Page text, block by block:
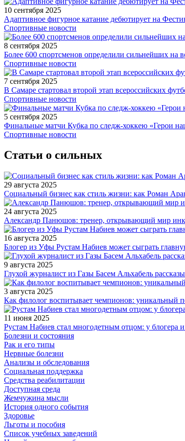
10 сентября 2025
Адаптивное фигурное катание дебютирует на
Спортивные новости
8 сентября 2025
Более 600 спортсменов определили сильнейших на
Спортивные новости
7 сентября 2025
В Самаре стартовал второй этап всероссийских
Спортивные новости
5 сентября 2025
Финальные матчи Кубка по следж-хоккею «Герои
Спортивные новости
Статьи о сильных
29 августа 2025
Социальный бизнес как стиль жизни: как Роман
24 августа 2025
Александр Панюшов: тренер, открывающий мир
16 августа 2025
Блогер из Уфы Рустам Набиев может сыграть
9 августа 2025
Глухой журналист из Газы Басем Альхабель
3 августа 2025
Как филолог воспитывает чемпионов: уникальный
11 июня 2025
Рустам Набиев стал многодетным отцом: у блогера
Болезни и состояния
Рак и его типы
Нервные болезни
Анализы и обследования
Социальная поддержка
Средства реабилитации
Доступная среда
Жемчужина мысли
История одного события
Здоровье
Льготы и пособия
Список учебных заведений